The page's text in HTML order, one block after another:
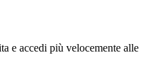
e accedi più velocemente alle